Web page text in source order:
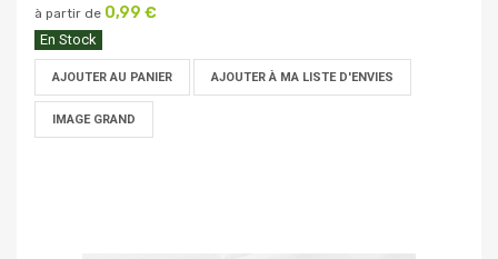
à partir de 0,99 €
En Stock
AJOUTER AU PANIER AJOUTER À MA LISTE D'ENVIES
IMAGE GRAND